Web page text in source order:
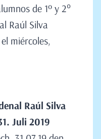
de 1º y 2°
Raúl Silva
miércoles,
Raúl Silva
. Juli 2019